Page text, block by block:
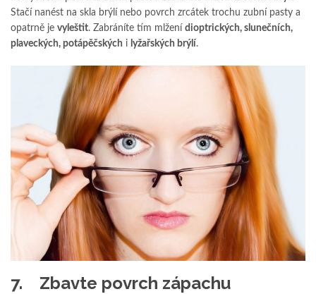
Stačí nanést na skla brýlí nebo povrch zrcátek trochu zubní pasty a
opatrně je vyleštit. Zabráníte tím mlžení dioptrických, slunečních,
plaveckých, potápěčských i lyžařských brýlí.
7. Zbavte povrch zápachu